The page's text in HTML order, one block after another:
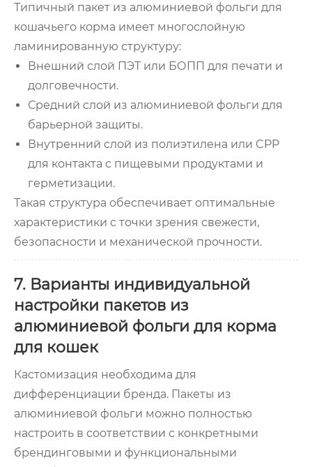
Типичный пакет из алюминиевой фольги для
кошачьего корма имеет многослойную
ламинированную структуру:
Внешний слой ПЭТ или БОПП для печати и
долговечности.
Средний слой из алюминиевой фольги для
барьерной защиты.
Внутренний слой из полиэтилена или CPP
для контакта с пищевыми продуктами и
герметизации.
Такая структура обеспечивает оптимальные
характеристики с точки зрения свежести,
безопасности и механической прочности.
7. Варианты индивидуальной
настройки пакетов из
алюминиевой фольги для корма
для кошек
Кастомизация необходима для
дифференциации бренда. Пакеты из
алюминиевой фольги можно полностью
настроить в соответствии с конкретными
брендинговыми и функциональными